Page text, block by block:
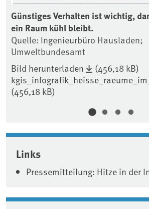
Günstiges Verhalten ist wichtig,
ein Raum kühl bleibt.
Quelle: Ingenieurbüro Hausladen;
Umweltbundesamt
Bild herunterladen
(456,18 kB)
(456,18 kB)
Links
Pressemitteilung: Hitze in der